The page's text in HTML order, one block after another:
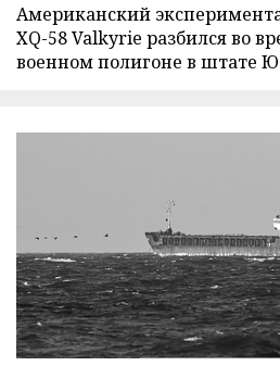
Американский
XQ-58 Valkyrie разбился во
военном полигоне в штате